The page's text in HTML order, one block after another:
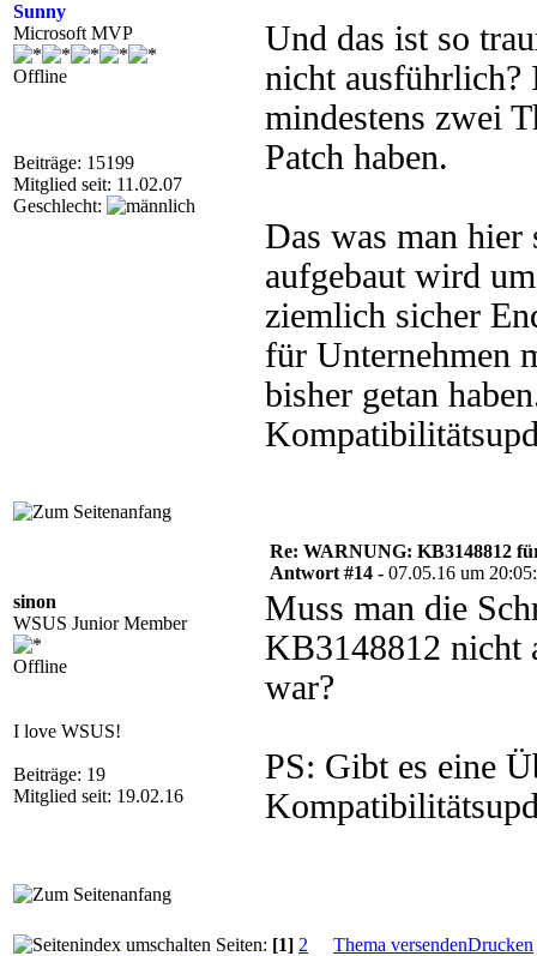
Sunny
Microsoft MVP
Offline
Beiträge: 15199
Mitglied seit: 11.02.07
Geschlecht:
Und das ist so
nicht ausführlich?
mindestens zwei
Patch haben.
Das was man
aufgebaut wird
ziemlich sicher
für Unternehmen
bisher getan
sinon
WSUS Junior Member
Offline
I love WSUS!
Beiträge: 19
Mitglied seit: 19.02.16
Re: WARNUNG: KB3148812
Antwort #14 - 07.05.16 um
Muss man die
KB3148812 nicht
war?
PS: Gibt es eine
Seiten: [1] 2 Thema versendenDrucken